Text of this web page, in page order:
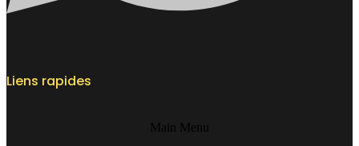
Liens rapides
Main Menu